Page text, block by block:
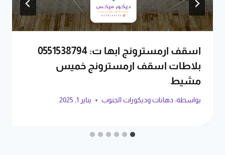
اسقف ارمسترونج ابها ت: 0551538794
بلاطات اسقف ارمسترونج خميس
مشيط
بواسطة: دهانات وديكورات الجنوب يناير 1, 2025